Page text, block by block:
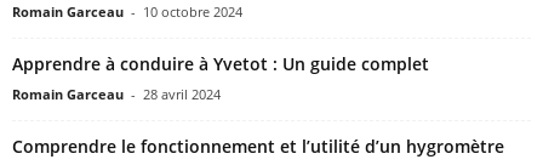
Romain Garceau - 10 octobre 2024
Apprendre à conduire à Yvetot : Un guide complet
Romain Garceau - 28 avril 2024
Comprendre le fonctionnement et l’utilité d’un hygromètre